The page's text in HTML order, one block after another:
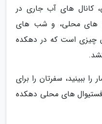
کانال های آب جاری در
های محلی، و شب های
چیزی است که در دهکده
ببینید، سفرتان را برای
فستیوال های محلی دهکده